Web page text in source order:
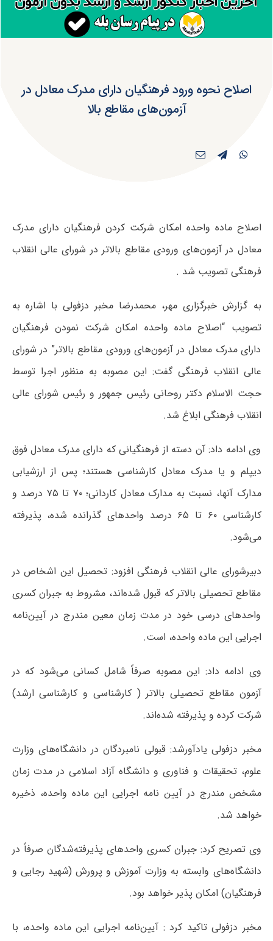
اصلاح نحوه ورود فرهنگیان دارای مدرک معادل در
آزمون‌های مقاطع بالا
اصلاح ماده واحده امکان شرکت کردن فرهنگیان دارای مدرک
معادل در آزمون‌های ورودی مقاطع بالاتر در شورای عالی انقلاب
فرهنگی تصویب شد .
به گزارش خبرگزاری مهر، محمدرضا مخبر دزفولی با اشاره به
تصویب “اصلاح ماده واحده امکان شرکت نمودن فرهنگیان
دارای مدرک معادل در آزمون‌های ورودی مقاطع بالاتر” در شورای
عالی انقلاب فرهنگی گفت: این مصوبه به منظور اجرا توسط
حجت الاسلام دکتر روحانی رئیس جمهور و رئیس شورای عالی
انقلاب فرهنگی ابلاغ شد.
وی ادامه داد: آن دسته از فرهنگیانی که دارای مدرک معادل فوق
دیپلم و یا مدرک معادل کارشناسی هستند؛ پس از ارزشیابی
مدارک آنها، نسبت به مدارک معادل کاردانی؛ ۷۰ تا ۷۵ درصد و
کارشناسی ۶۰ تا ۶۵ درصد واحدهای گذرانده شده، پذیرفته
می‌شود.
دبیرشورای عالی انقلاب فرهنگی افزود: تحصیل این اشخاص در
مقاطع تحصیلی بالاتر که قبول شده‌اند، مشروط به جبران کسری
واحدهای درسی خود در مدت زمان معین مندرج در آیین‌نامه
اجرایی این ماده واحده، است.
وی ادامه داد: این مصوبه صرفاً شامل کسانی می‌شود که در
آزمون مقاطع تحصیلی بالاتر ( کارشناسی و کارشناسی ارشد)
شرکت کرده و پذیرفته شده‌اند.
مخبر دزفولی یادآورشد: قبولی نامبردگان در دانشگاه‌های وزارت
علوم، تحقیقات و فناوری و دانشگاه آزاد اسلامی در مدت زمان
مشخص مندرج در آیین نامه اجرایی این ماده واحده، ذخیره
خواهد شد.
وی تصریح کرد: جبران کسری واحدهای پذیرفته‌شدگان صرفاً در
دانشگاه‌های وابسته به وزارت آموزش و پرورش (شهید رجایی و
فرهنگیان) امکان پذیر خواهد بود.
مخبر دزفولی تاکید کرد : آیین‌نامه اجرایی این ماده واحده، با